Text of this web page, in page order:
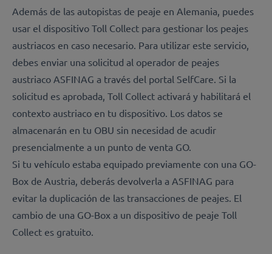
Además de las autopistas de peaje en Alemania, puedes
usar el dispositivo Toll Collect para gestionar los peajes
austriacos en caso necesario. Para utilizar este servicio,
debes enviar una solicitud al operador de peajes
austriaco ASFINAG a través del portal SelfCare. Si la
solicitud es aprobada, Toll Collect activará y habilitará el
contexto austriaco en tu dispositivo. Los datos se
almacenarán en tu OBU sin necesidad de acudir
presencialmente a un punto de venta GO.
Si tu vehículo estaba equipado previamente con una GO-
Box de Austria, deberás devolverla a ASFINAG para
evitar la duplicación de las transacciones de peajes. El
cambio de una GO-Box a un dispositivo de peaje Toll
Collect es gratuito.